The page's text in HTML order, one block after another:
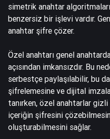
simetrik anahtar
benzersiz bir işlevi vardır.
anahtar şifre çözer.
Özel anahtarı genel
açısından imkansızdır. Bu
serbestçe paylaşılabilir, bu
şifrelemesine ve dijital
tanırken, özel anahtarlar
içeriğin şifresini
oluşturabilmesini sağlar.